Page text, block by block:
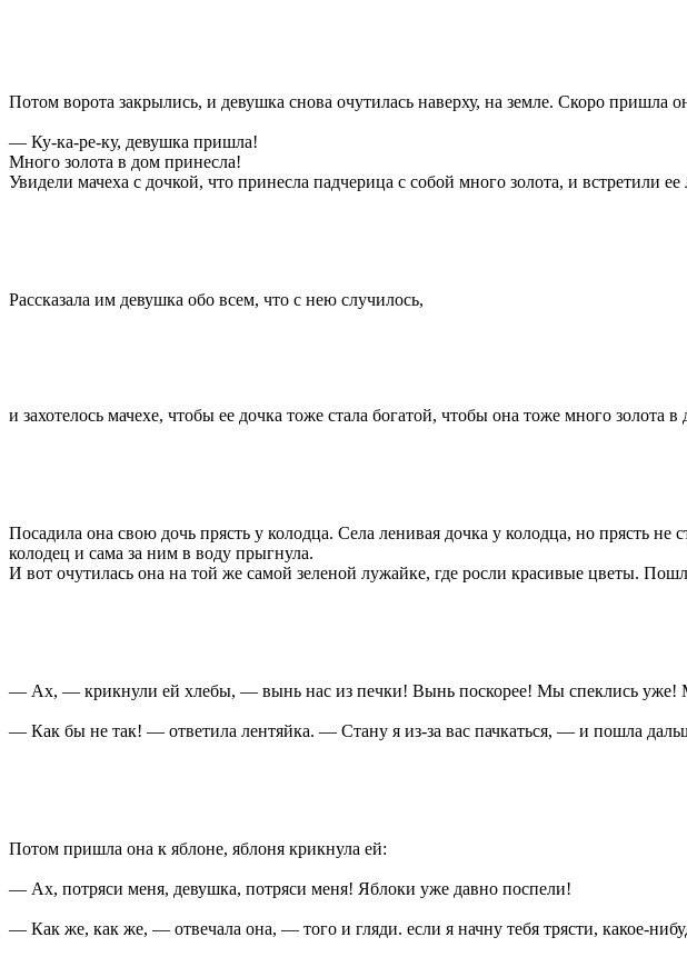
Потом ворота закрылись, и девушка снова очутилась наверху, на земле. Скоро
— Ку-ка-ре-ку, девушка пришла!
Много золота в дом принесла!
Увидели мачеха с дочкой, что принесла падчерица с собой много золота, и встретили
Рассказала им девушка обо всем, что с нею случилось,
и захотелось мачехе, чтобы ее дочка тоже стала богатой, чтобы она тоже много золота в
Посадила она свою дочь прясть у колодца. Села ленивая дочка у колодца, но прясть не
колодец и сама за ним в воду прыгнула.
И вот очутилась она на той же самой зеленой лужайке, где росли красивые цветы.
— Ах, — крикнули ей хлебы, — вынь нас из печки! Вынь поскорее! Мы спеклись уже!
— Как бы не так! — ответила лентяйка. — Стану я из-за вас пачкаться, — и пошла
Потом пришла она к яблоне, яблоня крикнула ей:
— Ах, потряси меня, девушка, потряси меня! Яблоки уже давно поспели!
— Как же, как же, — отвечала она, — того и гляди. если я начну тебя трясти, какое-